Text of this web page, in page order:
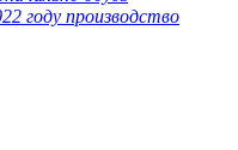
году производство